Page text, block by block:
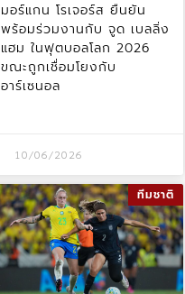
มอร์แกน โรเจอร์ส ยืนยัน
พร้อมร่วมงานกับ จูด เบลลิ่ง
แฮม ในฟุตบอลโลก 2026
ขณะถูกเชื่อมโยงกับ
อาร์เซนอล
10/06/2026
ทีมชาติ